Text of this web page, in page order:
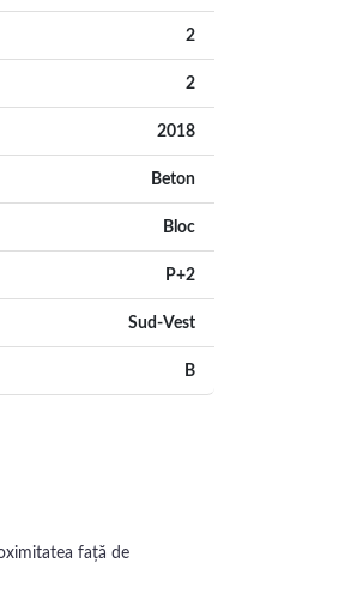
2
2
2018
Beton
Bloc
P+2
Sud-Vest
B
față de